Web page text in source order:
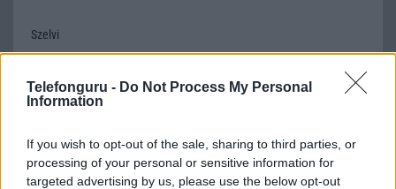
Telefonguru - Do Not Process My Personal
Information
If you wish to opt-out of the sale, sharing to third parties, or
processing of your personal or sensitive information for
targeted advertising by us, please use the below opt-out
Szelvi
Igen! teljesült a váágyam! elértem azt h az 1. vok :) 1 ébként rohadt
Leee